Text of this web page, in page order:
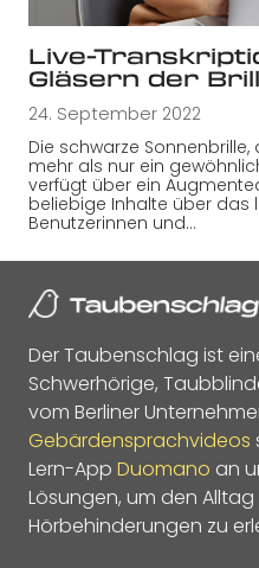
Live-
Gläsern der
24. September 2022
Die schwarze
mehr als nur ein
verfügt über ein
beliebige Inhalte über das
Benutzerinnen und…
Der Taubenschlag ist
Schwerhörige,
vom Berliner
Gebärdensprachvideos
Lern-App Duomano an
Lösungen, um den
Hörbehinderungen zu